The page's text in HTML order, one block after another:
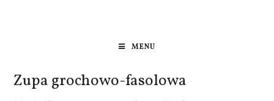
MENU
Zupa grochowo-fasolowa